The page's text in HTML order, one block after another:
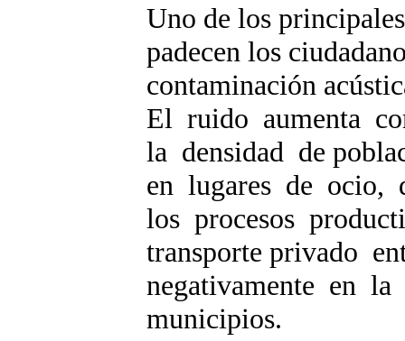
Uno de los
padecen los
contaminación
El ruido aumenta
la densidad de
en lugares de ocio,
los procesos
transporte privado
negativamente en
municipios.